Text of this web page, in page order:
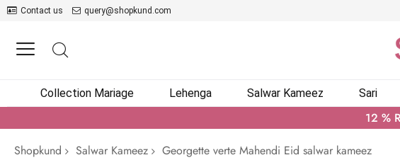
Contact us query@shopkund.com
Collection Mariage Lehenga Salwar Kameez Sari
12 %
Shopkund
Salwar Kameez
Georgette verte Mahendi Eid salwar kameez